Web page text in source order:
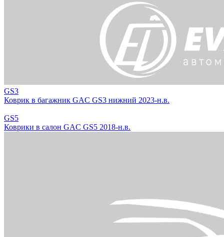
GS3
Коврик в багажник GAC GS3 нижний 2023-н.в.
GS5
Коврики в салон GAC GS5 2018-н.в.